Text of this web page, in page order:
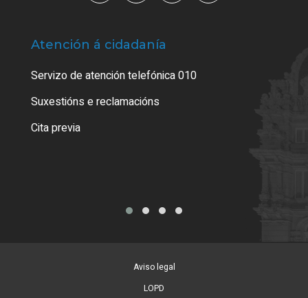
Atención á cidadanía
Servizo de atención telefónica 010
Suxestións e reclamacións
Cita previa
Aviso legal
LOPD